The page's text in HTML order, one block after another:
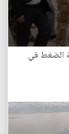
الضغط في